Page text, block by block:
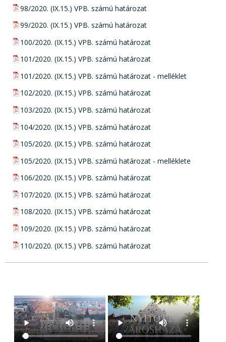
pdf csatolmány:
98/2020. (IX.15.) VPB. számú határozat
pdf csatolmány:
99/2020. (IX.15.) VPB. számú határozat
pdf csatolmány:
100/2020. (IX.15.) VPB. számú határozat
pdf csatolmány:
101/2020. (IX.15.) VPB. számú határozat
pdf csatolmány:
101/2020. (IX.15.) VPB. számú határozat - melléklet
pdf csatolmány:
102/2020. (IX.15.) VPB. számú határozat
pdf csatolmány:
103/2020. (IX.15.) VPB. számú határozat
pdf csatolmány:
104/2020. (IX.15.) VPB. számú határozat
pdf csatolmány:
105/2020. (IX.15.) VPB. számú határozat
pdf csatolmány:
105/2020. (IX.15.) VPB. számú határozat - melléklete
pdf csatolmány:
106/2020. (IX.15.) VPB. számú határozat
pdf csatolmány:
107/2020. (IX.15.) VPB. számú határozat
pdf csatolmány:
108/2020. (IX.15.) VPB. számú határozat
pdf csatolmány:
109/2020. (IX.15.) VPB. számú határozat
pdf csatolmány:
110/2020. (IX.15.) VPB. számú határozat